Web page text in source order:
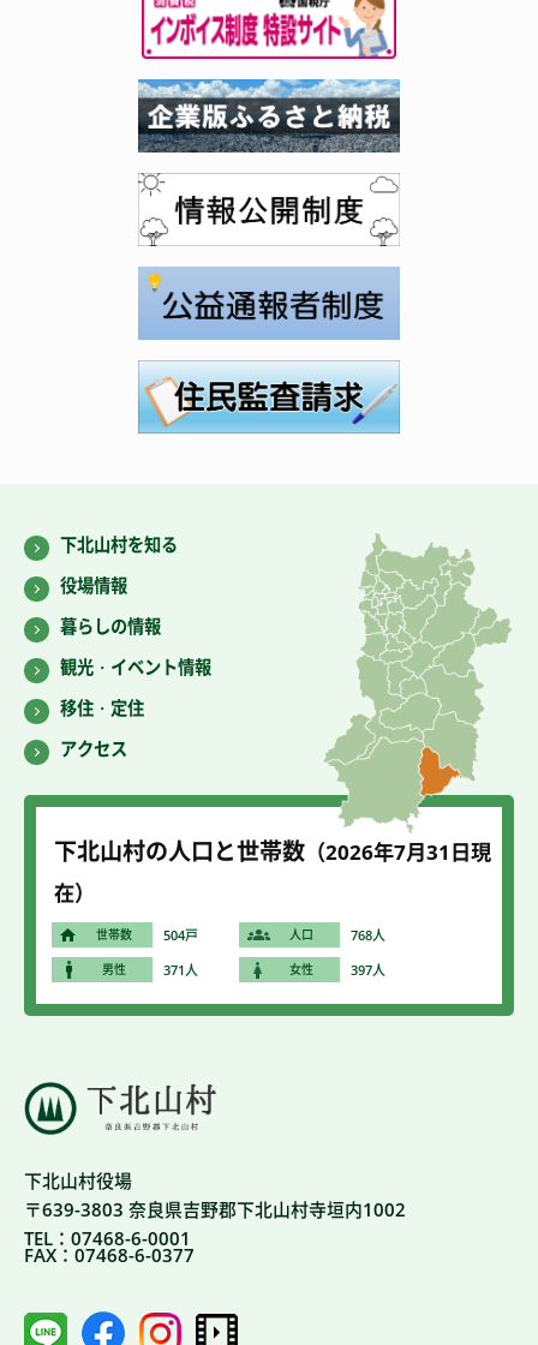
下北山村役場
〒639-3803 奈良県吉野郡下北山村寺垣内1002
TEL：07468-6-0001
FAX：07468-6-0377
下北山村を知る
役場情報
暮らしの情報
観光・イベント情報
移住・定住
アクセス
下北山村の人口と世帯数 （2026年7月31 日現
在）
世帯数 504戸 人口 768人
男性 371人 女性 397人